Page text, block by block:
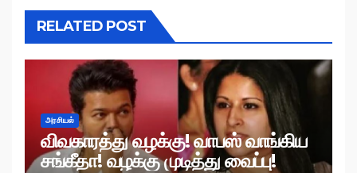
RELATED POST
அரசியல்
விவகாரத்து வழக்கு! வாபஸ் வாங்கிய
சங்கீதா! வழக்கு முடித்து வைப்பு!